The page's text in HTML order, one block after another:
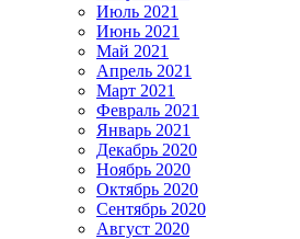
Июль 2021
Июнь 2021
Май 2021
Апрель 2021
Март 2021
Февраль 2021
Январь 2021
Декабрь 2020
Ноябрь 2020
Октябрь 2020
Сентябрь 2020
Август 2020